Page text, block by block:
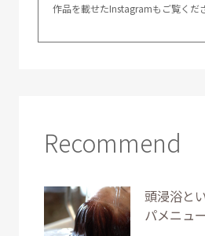
作品を載せたInstagramもご覧くだ
Recommend
頭浸浴と
パメニュ